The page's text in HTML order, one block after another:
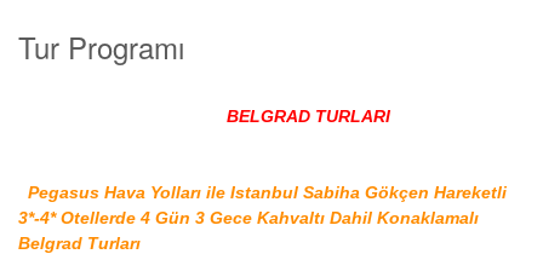
Tur Programı
BELGRAD TURLARI
Pegasus Hava Yolları ile Istanbul Sabiha Gökçen Hareketli
3*-4* Otellerde 4 Gün 3 Gece Kahvaltı Dahil Konaklamalı
Belgrad Turları